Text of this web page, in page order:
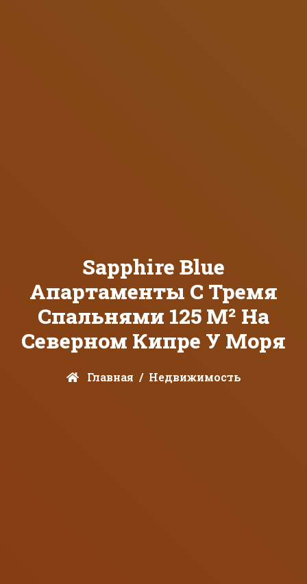
Sapphire Blue
Апартаменты С Тремя
Спальнями 125 М² На
Северном Кипре У Моря
Главная Недвижимость